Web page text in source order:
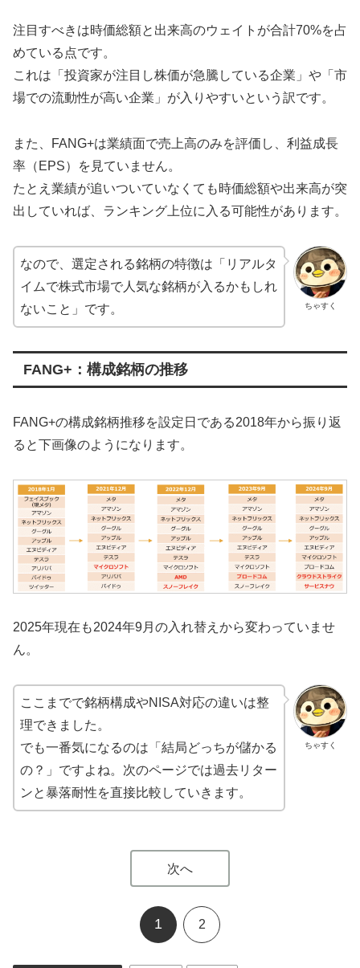
注目すべきは時価総額と出来高のウェイトが合計70%を占
めている点です。
これは「投資家が注目し株価が急騰している企業」や「市
場での流動性が高い企業」が入りやすいという訳です。
また、FANG+は業績面で売上高のみを評価し、利益成長
率（EPS）を見ていません。
たとえ業績が追いついていなくても時価総額や出来高が突
出していれば、ランキング上位に入る可能性があります。
ちゃすく
なので、選定される銘柄の特徴は「リアルタ
イムで株式市場で人気な銘柄が入るかもしれ
ないこと」です。
FANG+：構成銘柄の推移
FANG+の構成銘柄推移を設定日である2018年から振り返
ると下画像のようになります。
2025年現在も2024年9月の入れ替えから変わっていませ
ん。
ちゃすく
ここまでで銘柄構成やNISA対応の違いは整
理できました。
でも一番気になるのは「結局どっちが儲かる
の？」ですよね。次のページでは過去リター
ンと暴落耐性を直接比較していきます。
次へ
1 2